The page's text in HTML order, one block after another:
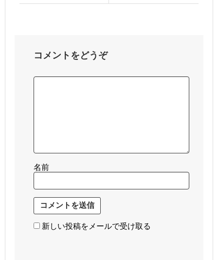
コメントをどうぞ
名前
新しい投稿をメールで受け取る